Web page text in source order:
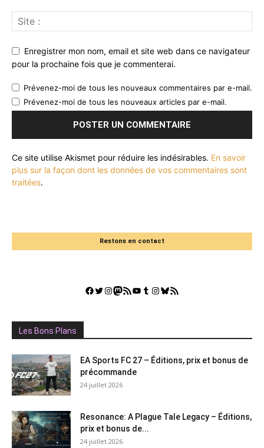
Enregistrer mon nom, email et site web dans ce navigateur
pour la prochaine fois que je commenterai.
Prévenez-moi de tous les nouveaux commentaires par e-mail.
Prévenez-moi de tous les nouveaux articles par e-mail.
Ce site utilise Akismet pour réduire les indésirables. En savoir
plus sur la façon dont les données de vos commentaires sont
traitées.
Restons en contact
Facebook
Twitter
Instagram
Mastodon
Flux RSSYouTube
Tumblr
Instagram
Bluesky
GestGame
Les Bons Plans
EA Sports FC 27 – Éditions, prix et bonus de
précommande
24 juillet 2026
Resonance: A Plague Tale Legacy – Éditions,
prix et bonus de...
24 juillet 2026